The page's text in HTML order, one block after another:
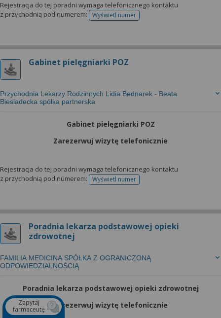
Rejestracja do tej poradni wymaga telefonicznego kontaktu
z przychodnią pod numerem:
Wyświetl numertelefonu do rejestracji
Gabinet pielęgniarki POZ
Przychodnia Lekarzy Rodzinnych Lidia Bednarek - Beata
Biesiadecka spółka partnerska
Gabinet pielęgniarki POZ
Zarezerwuj wizytę telefonicznie
Rejestracja do tej poradni wymaga telefonicznego kontaktu
z przychodnią pod numerem:
Wyświetl numertelefonu do rejestracji
Poradnia lekarza podstawowej opieki
zdrowotnej
FAMILIA MEDICINA SPÓŁKA Z OGRANICZONĄ
ODPOWIEDZIALNOŚCIĄ
Poradnia lekarza podstawowej opieki zdrowotnej
Zarezerwuj wizytę telefonicznie
Zapytaj
farmaceutę